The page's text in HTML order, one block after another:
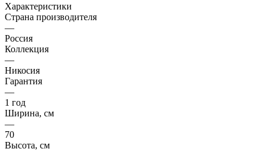
Характеристики
Страна производителя
—
Россия
Коллекция
—
Никосия
Гарантия
—
1 год
Ширина, см
—
70
Высота, см